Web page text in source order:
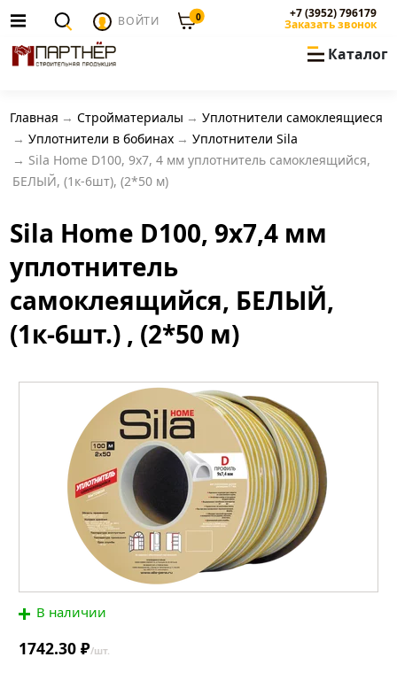
ВОЙТИ 0 +7 (3952) 796179
Заказать звонок
Каталог
Главная Стройматериалы
Уплотнители самоклеящиеся
Уплотнители в бобинах
Уплотнители Sila
Sila Home D100, 9х7, 4 мм уплотнитель самоклеящийся,
БЕЛЫЙ, (1к-6шт), (2*50 м)
Sila Home D100, 9х7,4 мм
уплотнитель
самоклеящийся, БЕЛЫЙ,
(1к-6шт.) , (2*50 м)
В наличии
1742.30 ₽/шт.